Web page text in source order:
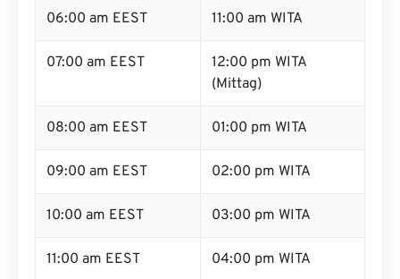
06:00 am EEST 11:00 am WITA
07:00 am EEST
12:00 pm WITA
(Mittag)
08:00 am EEST 01:00 pm WITA
09:00 am EEST 02:00 pm WITA
10:00 am EEST 03:00 pm WITA
11:00 am EEST 04:00 pm WITA